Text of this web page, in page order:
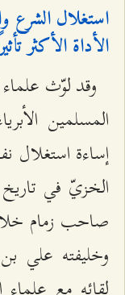
استغلال الشرع
الأداة الأكثر
وقد لوّث علماء
المسلمين
إساءة استغلال
الخزيّ في
صاحب زمام
وخليفته علي